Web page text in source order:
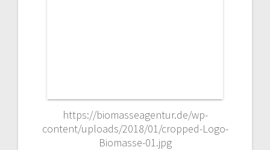
https://biomasseagentur.de/wp-
content/uploads/2018/01/cropped-Logo-
Biomasse-01.jpg